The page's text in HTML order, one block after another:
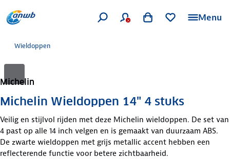
Menu
Wieldoppen
Michelin
Michelin Wieldoppen 14" 4 stuks
Veilig en stijlvol rijden met deze Michelin wieldoppen. De set van
4 past op alle 14 inch velgen en is gemaakt van duurzaam ABS.
De zwarte wieldoppen met grijs metallic accent hebben een
reflecterende functie voor betere zichtbaarheid.